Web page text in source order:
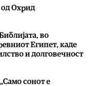
од Охрид
во
Египет, каде
и долговечност
сонот е